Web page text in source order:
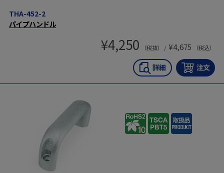
THA-452-2
パイプハンドル
¥4,250 （税抜） / ¥4,675 （税込）